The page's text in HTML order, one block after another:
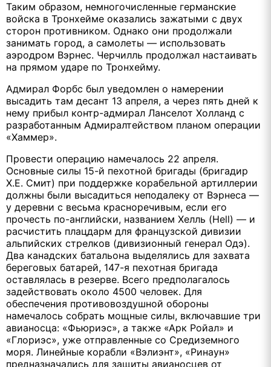
Таким образом, немногочисленные германские
войска в Тронхейме оказались зажатыми с двух
сторон противником. Однако они продолжали
занимать город, а самолеты — использовать
аэродром Вэрнес. Черчилль продолжал настаивать
на прямом ударе по Тронхейму.
Адмирал Форбс был уведомлен о намерении
высадить там десант 13 апреля, а через пять дней к
нему прибыл контр-адмирал Ланселот Холланд с
разработанным Адмиралтейством планом операции
«Хаммер».
Провести операцию намечалось 22 апреля.
Основные силы 15-й пехотной бригады (бригадир
Х.Е. Смит) при поддержке корабельной артиллерии
должны были высадиться неподалеку от Вэрнеса —
у деревни с весьма красноречивым, если его
прочесть по-английски, названием Хелль (Hell) — и
расчистить плацдарм для французской дивизии
альпийских стрелков (дивизионный генерал Одэ).
Два канадских батальона выделялись для захвата
береговых батарей, 147-я пехотная бригада
оставлялась в резерве. Всего предполагалось
задействовать около 4500 человек. Для
обеспечения противовоздушной обороны
намечалось собрать мощные силы, включавшие три
авианосца: «Фьюриэс», а также «Арк Ройал» и
«Глориэс», уже отправленные со Средиземного
моря. Линейные корабли «Вэлиэнт», «Ринаун»
предназначались для защиты авианосцев от